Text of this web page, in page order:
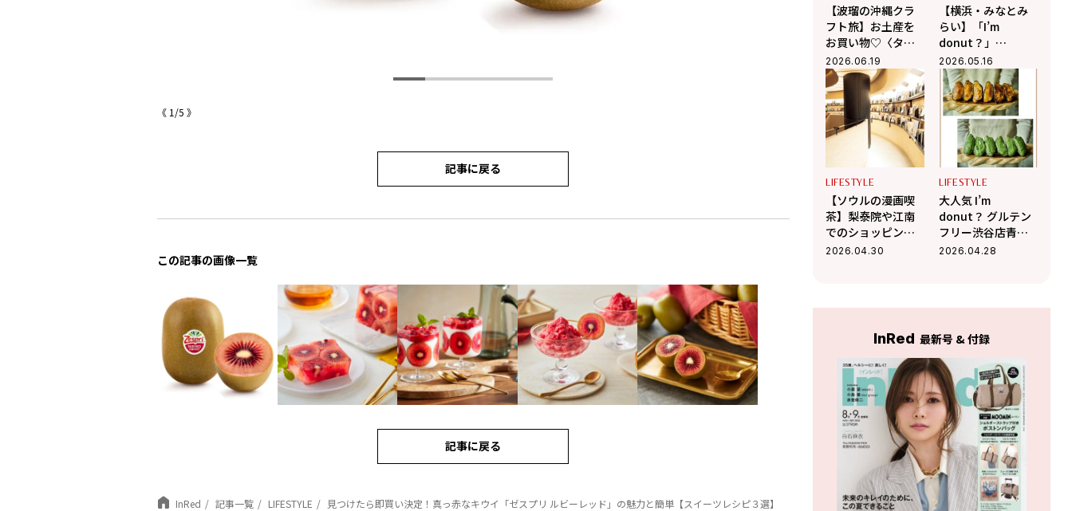
《 1 /5 》
記事に戻る
この記事の画像一覧
記事に戻る
InRed 記事一覧 LIFESTYLE 見つけたら即買い決定！真っ赤なキウイ「ゼスプリ ルビーレッド」の魅力と簡単【スイーツレシピ３選】
【波瑠の沖縄クラ
フト旅】お土産を
お買い物♡〈タイ
ムレスチョコレー
ト〉の好奇心を刺
激するチョコに夢
中！
2026.06.19
【横浜・みなとみ
らい】「I’m
donut？」
「dacō」「Neo
Nice Burger」が同
時オープン！限定
商品を全部見せ
♡【取材レポ】
2026.05.16
LIFESTYLE
【ソウルの漫画喫
茶】梨泰院や江南
でのショッピング
巡りの休憩に
2026.04.30
LIFESTYLE
大人気 I’m
donut？ グルテン
フリー渋谷店青山
通り限定♡【マル
2026.04.28
InRed 最新号 & 付録